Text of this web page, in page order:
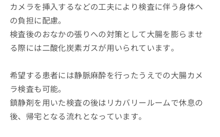
カメラを挿入するなどの工夫により検査に伴う身体へ
の負担に配慮。
検査後のおなかの張りへの対策として大腸を膨らませ
る際には二酸化炭素ガスが用いられています。
希望する患者には静脈麻酔を行ったうえでの大腸カメ
ラ検査も可能。
鎮静剤を用いた検査の後はリカバリールームで休息の
後、帰宅となる流れとなっています。